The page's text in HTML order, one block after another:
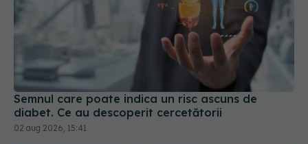
Semnul care poate indica un risc ascuns de
diabet. Ce au descoperit cercetătorii
02 aug 2026, 15:41